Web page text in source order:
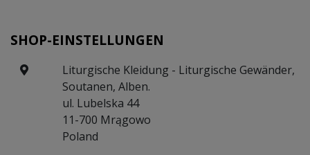
SHOP-EINSTELLUNGEN
Liturgische Kleidung - Liturgische Gewänder,
Soutanen, Alben.
ul. Lubelska 44
11-700 Mrągowo
Poland